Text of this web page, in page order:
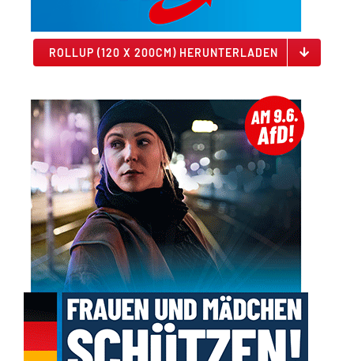
ROLLUP (120 X 200CM) HERUNTERLADEN